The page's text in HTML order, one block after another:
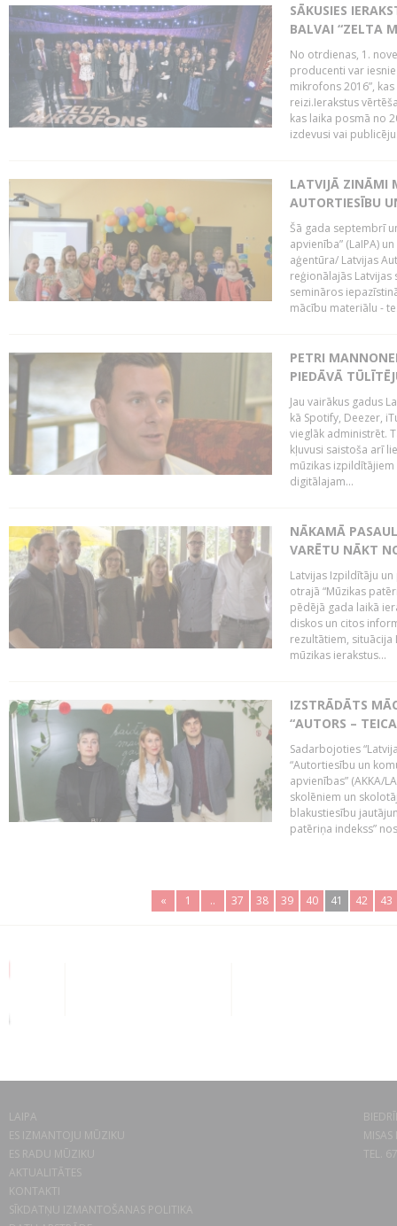
SĀKUSIES
BALVAI “ZELTA
No otrdienas, 1.
producenti var
mikrofons 2016”,
reizi.Ierakstus
kas laika posmā no
izdevusi vai
LATVIJĀ ZINĀMI
AUTORTIESĪBU
Šā gada septembrī
apvienība” (LaIPA)
aģentūra/ Latvijas
reģionālajās
semināros
mācību materiālu -
PETRI
PIEDĀVĀ
Jau vairākus gadus
kā Spotify, Deezer,
vieglāk administrēt.
kļuvusi saistoša arī
mūzikas
digitālajam...
NĀKAMĀ
VARĒTU NĀKT
Latvijas Izpildītāju
otrajā “Mūzikas
pēdējā gada laikā
diskos un citos
rezultātiem, situācija
mūzikas ierakstus...
IZSTRĀDĀTS
“AUTORS –
Sadarbojoties
“Autortiesību un
apvienības” (AKKA/
skolēniem un
blakustiesību
patēriņa indekss”
« 1 .. 37 38 39 40 41 42 43
LAIPA
ES IZMANTOJU MŪZIKU
ES RADU MŪZIKU
AKTUALITĀTES
KONTAKTI
SĪKDATŅU IZMANTOŠANAS POLITIKA
TEL.